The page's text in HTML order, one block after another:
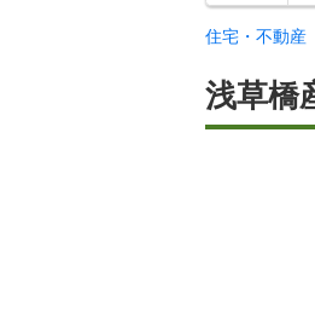
住宅・不動産
浅草橋